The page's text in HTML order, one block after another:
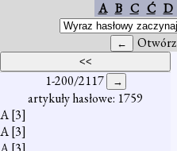
A B C Ć D
Otwórz
1-200/2117
artykuły hasłowe: 1759
A[3]
A[3]